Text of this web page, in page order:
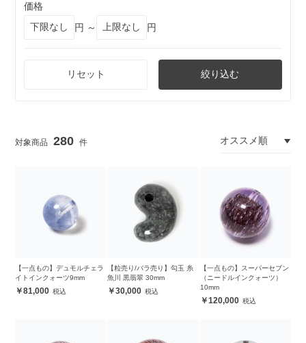
価格
円 ～
円
リセット 絞り込む
280
【一点もの】デュモルチェラ
イトインクォーツ9mm
81,000
【粒売り/バラ売り】勾玉 糸
魚川 黒翡翠 30mm
30,000
【一点もの】スーパーセブン
（ニードルインクォーツ）
10mm
120,000